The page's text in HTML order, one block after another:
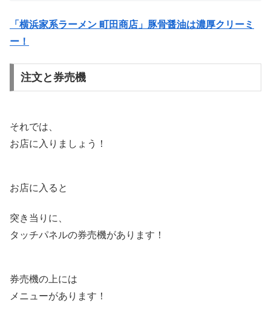
「横浜家系ラーメン 町田商店」豚骨醤油は濃厚クリーミ
ー！
注文と券売機
それでは、
お店に入りましょう！
お店に入ると
突き当りに、
タッチパネルの券売機があります！
券売機の上には
メニューがあります！